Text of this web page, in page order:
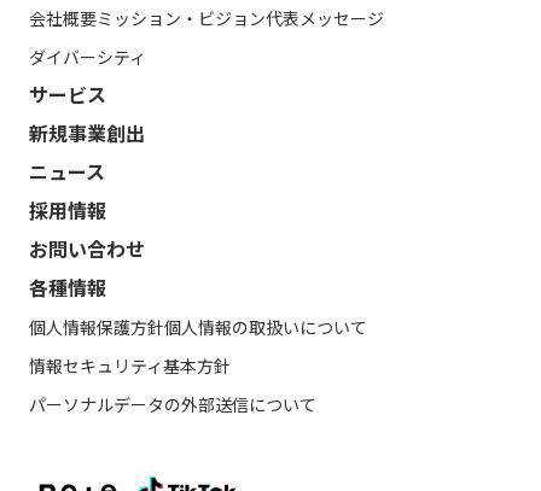
会社概要ミッション・ビジョン代表メッセージ
ダイバーシティ
サービス
新規事業創出
ニュース
採用情報
お問い合わせ
各種情報
個人情報保護方針個人情報の取扱いについて
情報セキュリティ基本方針
パーソナルデータの外部送信について